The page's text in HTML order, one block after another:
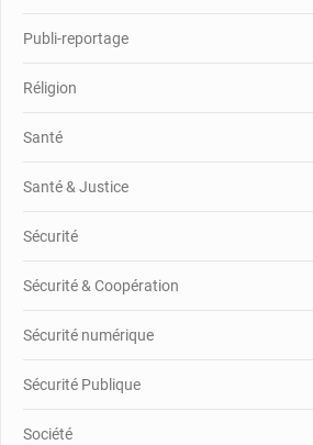
Publi-reportage
Réligion
Santé
Santé & Justice
Sécurité
Sécurité & Coopération
Sécurité numérique
Sécurité Publique
Société